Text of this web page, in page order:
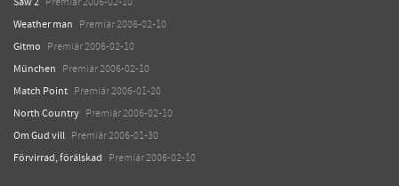
Weather man Premiär 2006-02-10
Gitmo Premiär 2006-02-10
München Premiär 2006-02-10
Match Point Premiär 2006-01-20
North Country Premiär 2006-02-10
Om Gud vill Premiär 2006-01-30
Förvirrad, förälskad Premiär 2006-02-10